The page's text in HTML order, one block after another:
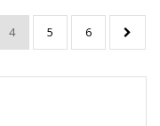
4 5 6